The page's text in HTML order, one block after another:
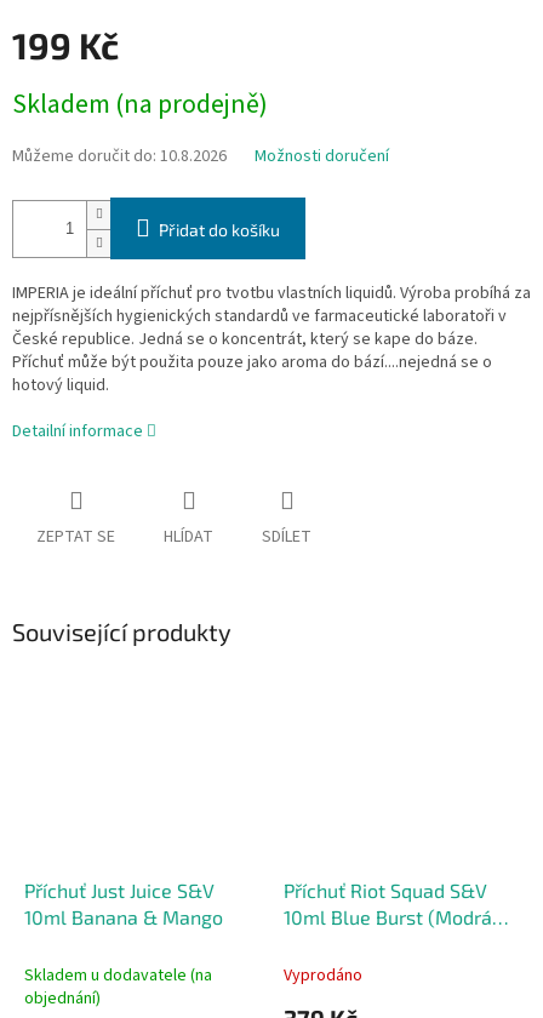
199 Kč
cena:
Skladem (na prodejně)
Můžeme doručit do: 10.8.2026 Možnosti doručení
Přidat do košíku
IMPERIA je ideální příchuť pro tvotbu vlastních liquidů. Výroba probíhá za
nejpřísnějších hygienických standardů ve farmaceutické laboratoři v
České republice. Jedná se o koncentrát, který se kape do báze.
Příchuť může být použita pouze jako aroma do bází....nejedná se o
hotový liquid.
Detailní informace
ZEPTAT SE HLÍDAT SDÍLET
Související produkty
Příchuť Just Juice S&V
10ml Banana & Mango
Skladem u dodavatele (na
objednání)
Příchuť Riot Squad S&V
10ml Blue Burst (Modrá
Vyprodáno